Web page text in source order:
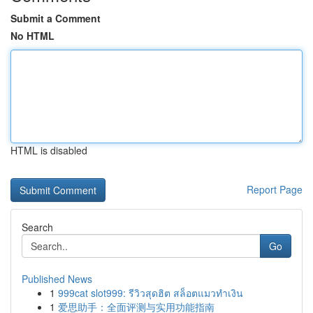
Submit a Comment
No HTML
HTML is disabled
Report Page
Search
Go
Published News
1 999cat slot999: รีวิวสุดฮิต สล็อตแมวทำเงิน
1 爱思助手：全面评测与实用功能指南